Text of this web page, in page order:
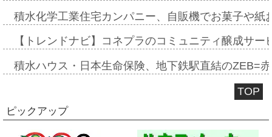
積水化学工業住宅カンパニー、自販機でお菓子や
【トレンドナビ】コネプラのコミュニティ醸成サ
積水ハウス・日本生命保険、地下鉄駅直結のZEB=
TOP
ピックアップ